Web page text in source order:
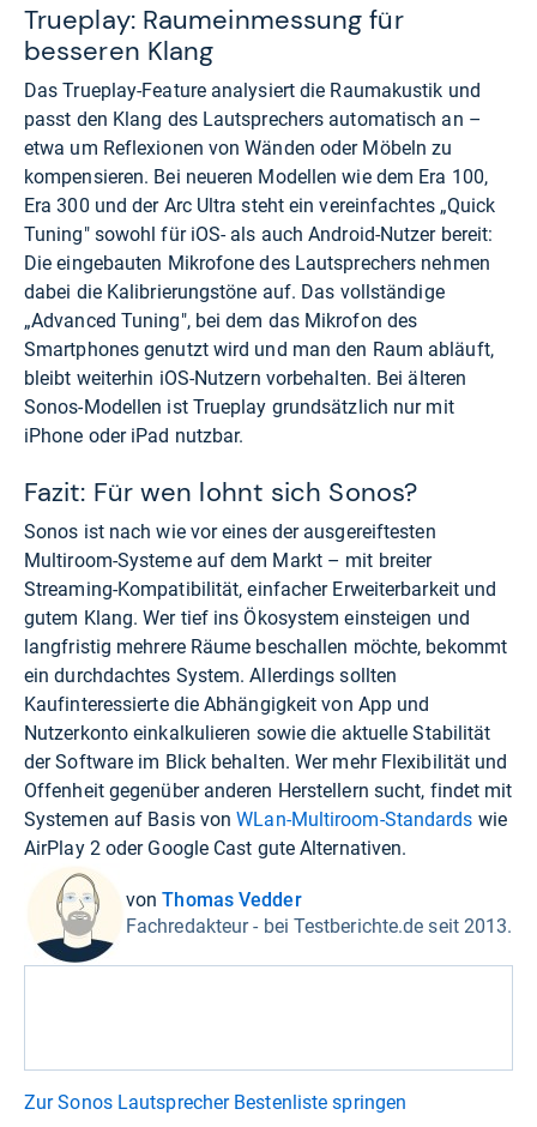
Trueplay: Raumeinmessung für
besseren Klang
Das Trueplay-Feature analysiert die Raumakustik und
passt den Klang des Lautsprechers automatisch an –
etwa um Reflexionen von Wänden oder Möbeln zu
kompensieren. Bei neueren Modellen wie dem Era 100,
Era 300 und der Arc Ultra steht ein vereinfachtes „Quick
Tuning" sowohl für iOS- als auch Android-Nutzer bereit:
Die eingebauten Mikrofone des Lautsprechers nehmen
dabei die Kalibrierungstöne auf. Das vollständige
„Advanced Tuning", bei dem das Mikrofon des
Smartphones genutzt wird und man den Raum abläuft,
bleibt weiterhin iOS-Nutzern vorbehalten. Bei älteren
Sonos-Modellen ist Trueplay grundsätzlich nur mit
iPhone oder iPad nutzbar.
Fazit: Für wen lohnt sich Sonos?
Sonos ist nach wie vor eines der ausgereiftesten
Multiroom-Systeme auf dem Markt – mit breiter
Streaming-Kompatibilität, einfacher Erweiterbarkeit und
gutem Klang. Wer tief ins Ökosystem einsteigen und
langfristig mehrere Räume beschallen möchte, bekommt
ein durchdachtes System. Allerdings sollten
Kaufinteressierte die Abhängigkeit von App und
Nutzerkonto einkalkulieren sowie die aktuelle Stabilität
der Software im Blick behalten. Wer mehr Flexibilität und
Offenheit gegenüber anderen Herstellern sucht, findet mit
Systemen auf Basis vonWLan-Multiroom-Standards wie
AirPlay 2 oder Google Cast gute Alternativen.
vonThomas Vedder
Fachredakteur - bei Testberichte.de seit 2013.
Zur Sonos Lautsprecher Bestenliste springen